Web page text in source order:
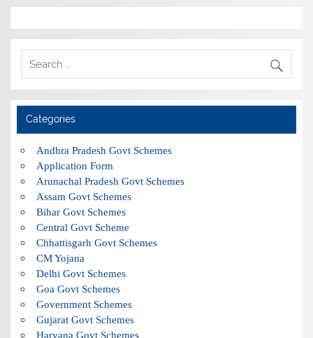
Categories
Andhra Pradesh Govt Schemes
Application Form
Arunachal Pradesh Govt Schemes
Assam Govt Schemes
Bihar Govt Schemes
Central Govt Scheme
Chhattisgarh Govt Schemes
CM Yojana
Delhi Govt Schemes
Goa Govt Schemes
Government Schemes
Gujarat Govt Schemes
Haryana Govt Schemes